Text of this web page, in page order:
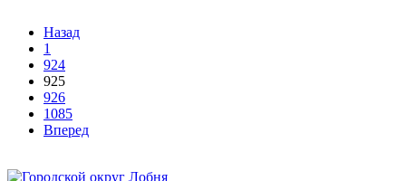
Назад
1
924
925
926
1085
Вперед